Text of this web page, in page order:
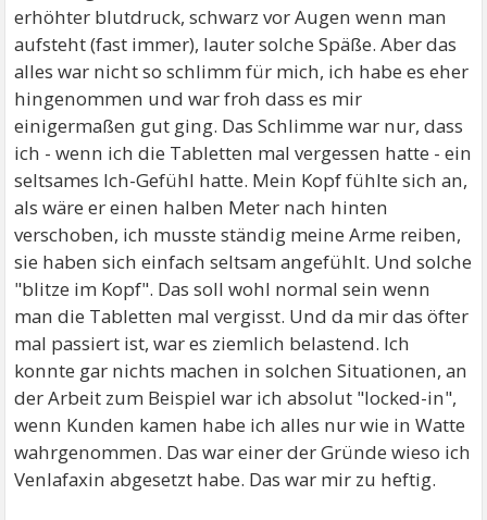
erhöhter blutdruck, schwarz vor Augen wenn man
aufsteht (fast immer), lauter solche Späße. Aber das
alles war nicht so schlimm für mich, ich habe es eher
hingenommen und war froh dass es mir
einigermaßen gut ging. Das Schlimme war nur, dass
ich - wenn ich die Tabletten mal vergessen hatte - ein
seltsames Ich-Gefühl hatte. Mein Kopf fühlte sich an,
als wäre er einen halben Meter nach hinten
verschoben, ich musste ständig meine Arme reiben,
sie haben sich einfach seltsam angefühlt. Und solche
"blitze im Kopf". Das soll wohl normal sein wenn
man die Tabletten mal vergisst. Und da mir das öfter
mal passiert ist, war es ziemlich belastend. Ich
konnte gar nichts machen in solchen Situationen, an
der Arbeit zum Beispiel war ich absolut "locked-in",
wenn Kunden kamen habe ich alles nur wie in Watte
wahrgenommen. Das war einer der Gründe wieso ich
Venlafaxin abgesetzt habe. Das war mir zu heftig.